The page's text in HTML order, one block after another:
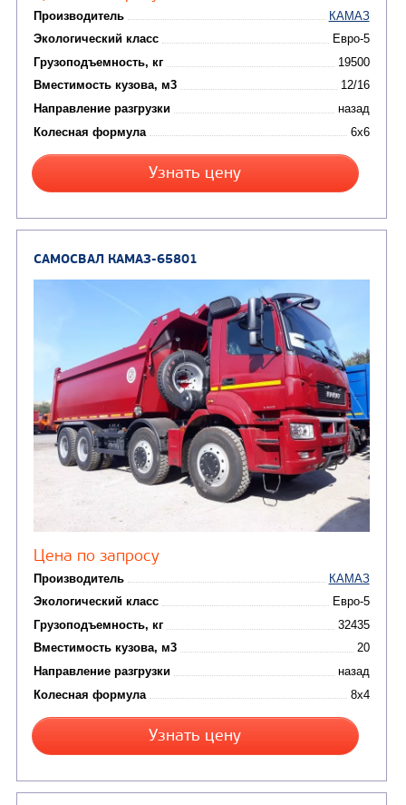
Производитель
Экологический класс
Вместимость кузова, м3
Направление разгрузки
Колесная формула
Узнать цену
САМОСВАЛ КАМАЗ-65222